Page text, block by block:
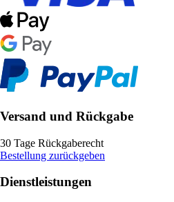
Versand und Rückgabe
30 Tage Rückgaberecht
Bestellung zurückgeben
Dienstleistungen